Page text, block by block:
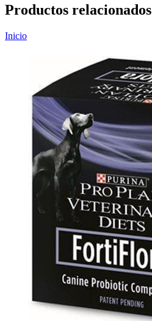
Productos relacionados
Inicio